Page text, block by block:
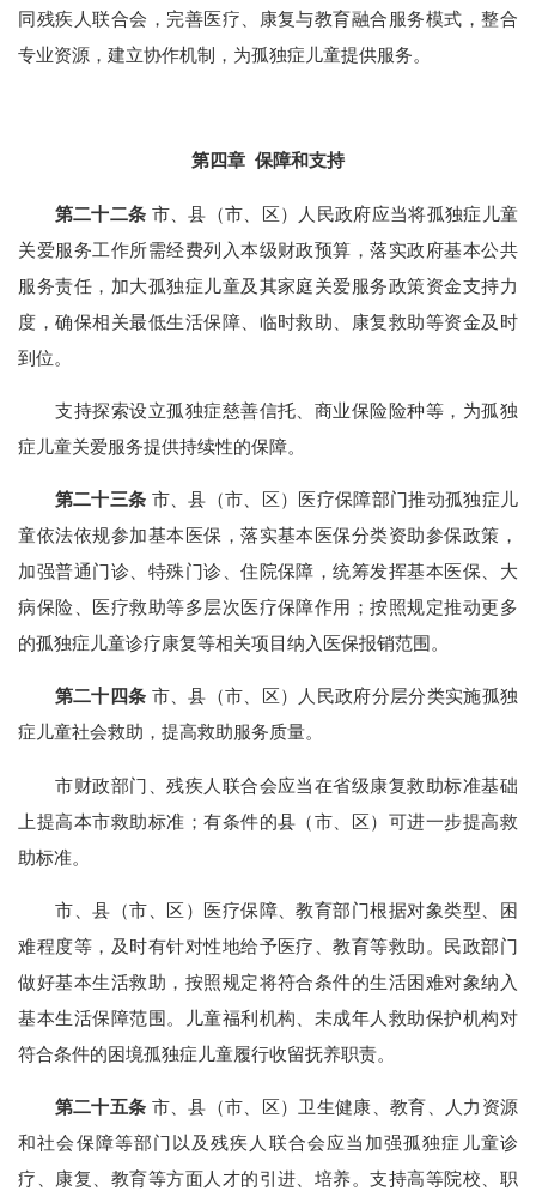
同残疾人联合会，完善医疗、康复与教育融合服务模式，整合
专业资源，建立协作机制，为孤独症儿童提供服务。
第四章 保障和支持
第二十二条 市、县（市、区）人民政府应当将孤独症儿童
关爱服务工作所需经费列入本级财政预算，落实政府基本公共
服务责任，加大孤独症儿童及其家庭关爱服务政策资金支持力
度，确保相关最低生活保障、临时救助、康复救助等资金及时
到位。
支持探索设立孤独症慈善信托、商业保险险种等，为孤独
症儿童关爱服务提供持续性的保障。
第二十三条 市、县（市、区）医疗保障部门推动孤独症儿
童依法依规参加基本医保，落实基本医保分类资助参保政策，
加强普通门诊、特殊门诊、住院保障，统筹发挥基本医保、大
病保险、医疗救助等多层次医疗保障作用；按照规定推动更多
的孤独症儿童诊疗康复等相关项目纳入医保报销范围。
第二十四条 市、县（市、区）人民政府分层分类实施孤独
症儿童社会救助，提高救助服务质量。
市财政部门、残疾人联合会应当在省级康复救助标准基础
上提高本市救助标准；有条件的县（市、区）可进一步提高救
助标准。
市、县（市、区）医疗保障、教育部门根据对象类型、困
难程度等，及时有针对性地给予医疗、教育等救助。民政部门
做好基本生活救助，按照规定将符合条件的生活困难对象纳入
基本生活保障范围。儿童福利机构、未成年人救助保护机构对
符合条件的困境孤独症儿童履行收留抚养职责。
第二十五条 市、县（市、区）卫生健康、教育、人力资源
和社会保障等部门以及残疾人联合会应当加强孤独症儿童诊
疗、康复、教育等方面人才的引进、培养。支持高等院校、职